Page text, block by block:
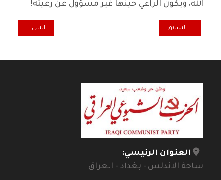
الله، ويكون الراعي حينها غير مسؤول عن رعيته!
المقال السابق: الاحتلال الانكلو امريكي للعراق عام 2003 وما ترتب عليه من فوضى داخلية وغياب السيادة
السابق المقال التالي:
التالي
العنوان الرئيسي:
ساحة الاندلس - بغداد - العراق